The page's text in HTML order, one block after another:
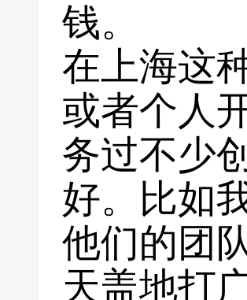
钱。
在上海这
或者个人
务过不少
好。比如
他们的团
天盖地打